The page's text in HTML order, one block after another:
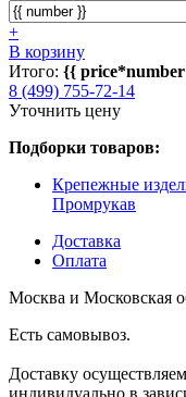
+
В корзину
Итого: {{
8 (499) 755-72-14
Уточнить цену
Подборки товаров:
Крепежные
Промрукав
Доставка
Оплата
Москва и Московская
Есть самовывоз.
Доставку
индивидуально в